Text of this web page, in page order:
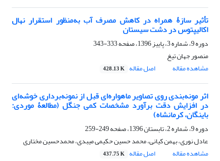
تأثیر سازۀ همراه در کاهش مصرف آب به‌منظور استقرار نهال
اکالیپتوس در دشت سیستان
دوره 9، شماره 3، پاییز 1396، صفحه
333-343
منصور جهان تیغ
مشاهده مقاله
اصل مقاله 428.13 K
اثر مونه‌بندی روی تصاویر ماهواره‌ای قبل از نمونه‌برداری خوشه‌ای
در افزایش دقت برآورد مشخصات کمی جنگل‌ (مطالعۀ موردی:
باینگان، کرمانشاه)
دوره 9، شماره 2، تابستان 1396، صفحه
249-259
عادل نوری، بهمن کیانی، محمد حسین حکیمی میبدی، محمدحسین مختاری
مشاهده مقاله
اصل مقاله 437.75 K